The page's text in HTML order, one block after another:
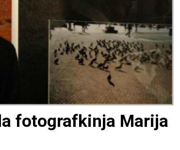
fotografkinja Marija